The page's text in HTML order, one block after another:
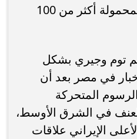
تطبيق خاص بالهواتف المحمولة أكثر من 100
ظهر اسم توم وجيري بشكل
في مصر بعد أن
المتحركة
في الشرق الأوسط،
الإيراني علاقات